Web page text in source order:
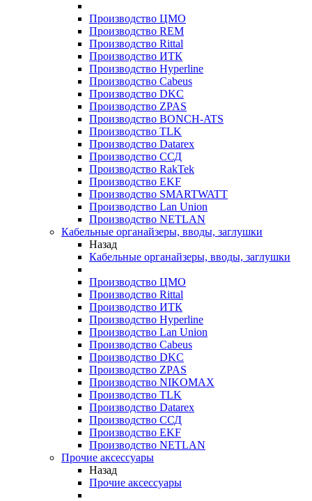
Производство ЦМО
Производство REM
Производство Rittal
Производство ИТК
Производство Hyperline
Производство Cabeus
Производство DKC
Производство ZPAS
Производство BONCH-ATS
Производство TLK
Производство Datarex
Производство ССД
Производство RakTek
Производство EKF
Производство SMARTWATT
Производство Lan Union
Производство NETLAN
Кабельные органайзеры, вводы, заглушки
Назад
Кабельные органайзеры, вводы, заглушки
Производство ЦМО
Производство Rittal
Производство ИТК
Производство Hyperline
Производство Lan Union
Производство Cabeus
Производство DKC
Производство ZPAS
Производство NIKOMAX
Производство TLK
Производство Datarex
Производство ССД
Производство EKF
Производство NETLAN
Прочие аксеcсуары
Назад
Прочие аксеcсуары